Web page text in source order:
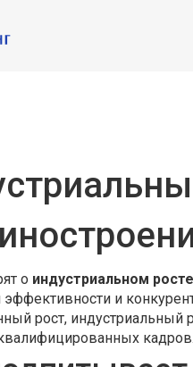
о индустриальном росте
и
рост, индустриальный
кадров.